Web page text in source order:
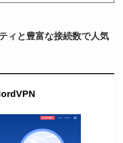
ィと豊富な接続数で人気